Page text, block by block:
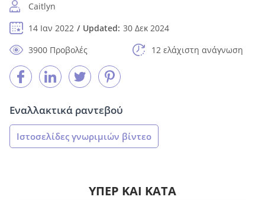
Caitlyn
14 Ιαν 2022
Updated: 30 Δεκ 2024
3900 Προβολές
12 ελάχιστη ανάγνωση
Εναλλακτικά ραντεβού
Ιστοσελίδες γνωριμιών βίντεο
ΥΠΈΡ ΚΑΙ ΚΑΤΆ